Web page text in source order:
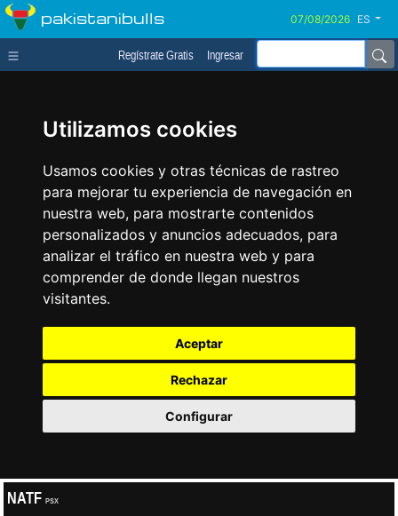
Utilizamos cookies
Usamos cookies y otras técnicas de rastreo
para mejorar tu experiencia de navegación en
nuestra web, para mostrarte contenidos
personalizados y anuncios adecuados, para
analizar el tráfico en nuestra web y para
comprender de donde llegan nuestros
visitantes.
Aceptar
Rechazar
Configurar
pakistanibulls ES
Regístrate Gratis Ingresar
NATF PSX